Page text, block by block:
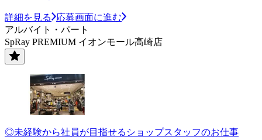
詳細を見る
応募画面に進む
アルバイト・パート
SpRay PREMIUM イオンモール高崎店
◎未経験から社員が目指せるショップスタッフのお仕事